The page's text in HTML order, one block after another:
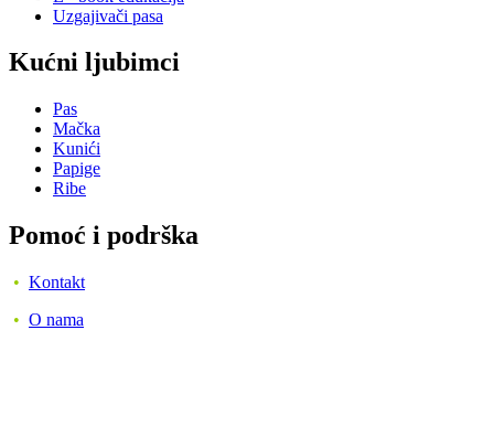
Uzgajivači pasa
Kućni ljubimci
Pas
Mačka
Kunići
Papige
Ribe
Pomoć i podrška
• Kontakt
• O nama